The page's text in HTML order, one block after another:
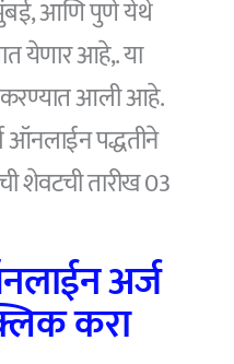
मुंबई, आणि पुणे येथे
येणार आहे,. या
करण्यात आली आहे.
ऑनलाईन पद्धतीने
शेवटची तारीख 03
अर्ज
करा